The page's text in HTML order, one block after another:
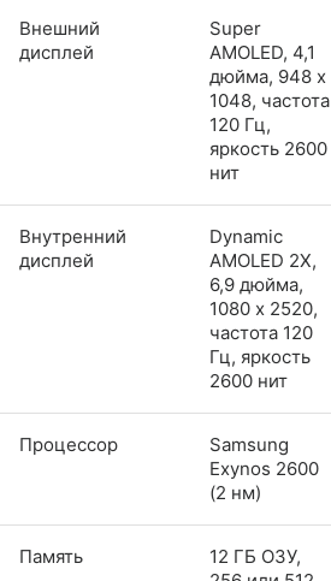
Внешний
дисплей
Super
AMOLED, 4,1
дюйма, 948 x
1048, частота
120 Гц,
яркость 2600
нит
Внутренний
дисплей
Dynamic
AMOLED 2X,
6,9 дюйма,
1080 x 2520,
частота 120
Гц, яркость
2600 нит
Процессор
Samsung
Exynos 2600
(2 нм)
Память
12 ГБ ОЗУ,